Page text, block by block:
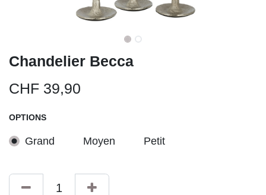
Chandelier Becca
CHF 39,90
OPTIONS
Grand Moyen Petit